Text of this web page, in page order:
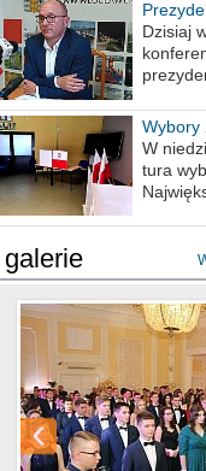
nie
Dzisiaj
Wybory
procent
W
tura
galerie
Studniówka
Studniówka LMK
Studniówka ZS
2019.01.05